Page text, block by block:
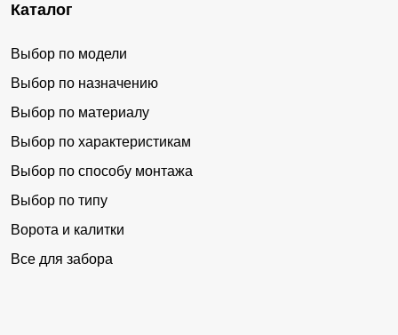
Каталог
Выбор по модели
Выбор по назначению
Выбор по материалу
Выбор по характеристикам
Выбор по способу монтажа
Выбор по типу
Ворота и калитки
Все для забора